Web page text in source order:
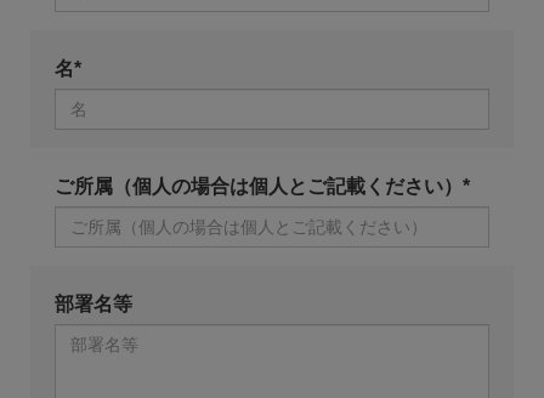
名*
ご所属（個人の場合は個人とご記載ください）*
部署名等